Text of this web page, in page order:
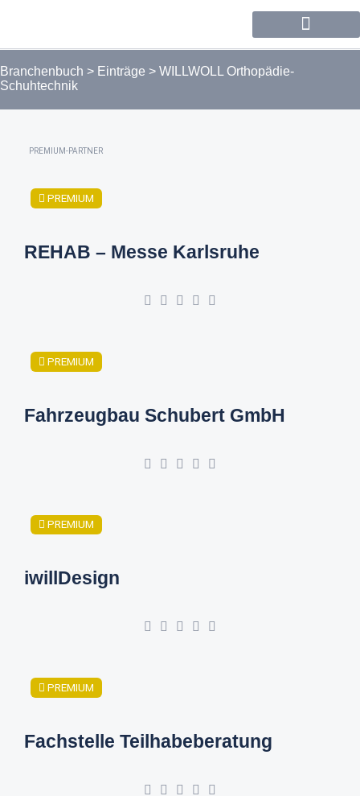
Branchenbuch > Einträge > WILLWOLL Orthopädie-
Schuhtechnik
PREMIUM-PARTNER
PREMIUM
REHAB – Messe Karlsruhe
PREMIUM
Fahrzeugbau Schubert GmbH
PREMIUM
iwillDesign
PREMIUM
Fachstelle Teilhabeberatung